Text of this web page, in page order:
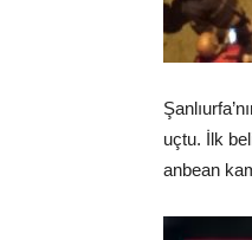
uçtu. İlk
anbean